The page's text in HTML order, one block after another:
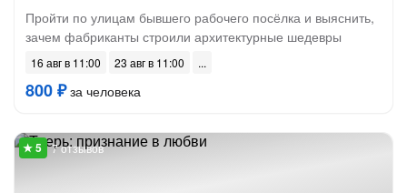
Пройти по улицам бывшего рабочего посёлка и выяснить,
зачем фабриканты строили архитектурные шедевры
16 авг в 11:00 23 авг в 11:00
800 ₽за человека
7 отзывов